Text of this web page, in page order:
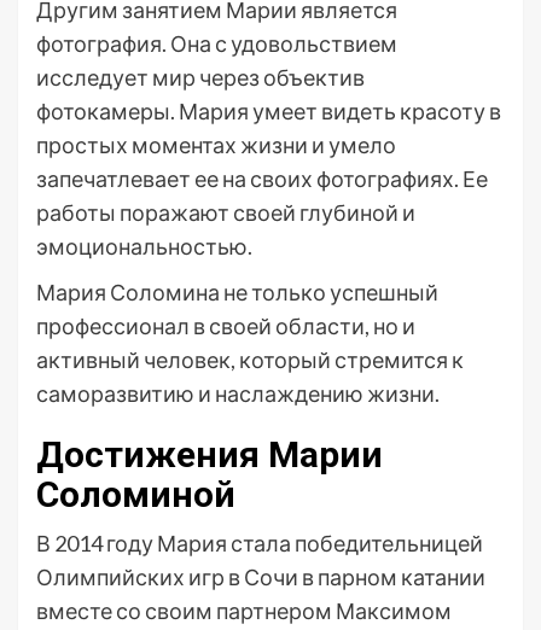
Другим занятием Марии является
фотография. Она с удовольствием
исследует мир через объектив
фотокамеры. Мария умеет видеть красоту в
простых моментах жизни и умело
запечатлевает ее на своих фотографиях. Ее
работы поражают своей глубиной и
эмоциональностью.
Мария Соломина не только успешный
профессионал в своей области, но и
активный человек, который стремится к
саморазвитию и наслаждению жизни.
Достижения Марии
Соломиной
В 2014 году Мария стала победительницей
Олимпийских игр в Сочи в парном катании
вместе со своим партнером Максимом